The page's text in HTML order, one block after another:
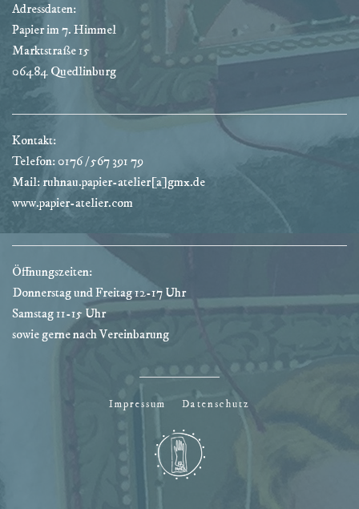
Adressdaten:
Papier im 7. Himmel
Marktstraße 15
06484 Quedlinburg
Kontakt:
Telefon: 0176 / 567 391 79
Mail: ruhnau.papier-atelier[a]gmx.de
www.papier-atelier.com
Öffnungszeiten:
Donnerstag und Freitag 12-17 Uhr
Samstag 11-15 Uhr
sowie gerne nach Vereinbarung
Impressum Datenschutz